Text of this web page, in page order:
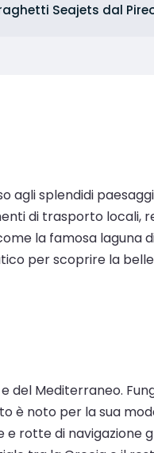
Seajets dal
splendidi
di trasporto
la famosa laguna
per scoprire la
del Mediterraneo.
è noto per la sua
rotte di navigazione